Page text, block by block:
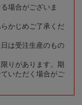
場合がございま
かじめご了承くだ
は受注生産のもの
りがあります。期
いただく場合がご